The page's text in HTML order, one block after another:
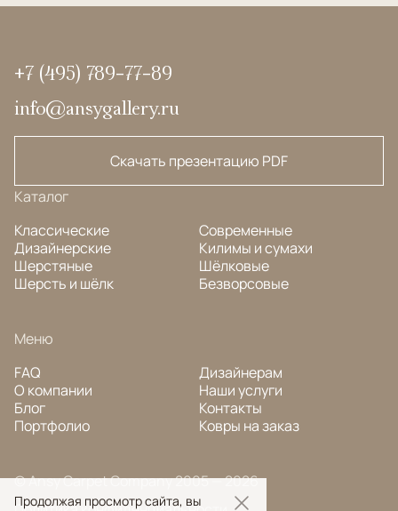
+7 (495) 789-77-89
info@ansygallery.ru
Скачать презентацию PDF
Каталог
Классические
Дизайнерские
Шерстяные
Шерсть и шёлк
Современные
Килимы и сумахи
Шёлковые
Безворсовые
Меню
FAQ
О компании
Блог
Портфолио
Дизайнерам
Наши услуги
Контакты
Ковры на заказ
© Ansy Carpet Company 2005 — 2026
Продолжая просмотр сайта, вы